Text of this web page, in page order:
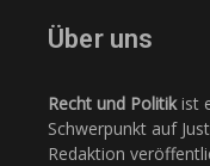
Über uns
Recht und Politikist
Schwerpunkt auf
Redaktion